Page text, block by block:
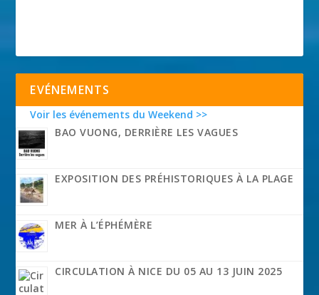
EVÉNEMENTS
Voir les événements du Weekend >>
BAO VUONG, DERRIÈRE LES VAGUES
EXPOSITION DES PRÉHISTORIQUES À LA PLAGE
MER À L’ÉPHÉMÈRE
CIRCULATION À NICE DU 05 AU 13 JUIN 2025